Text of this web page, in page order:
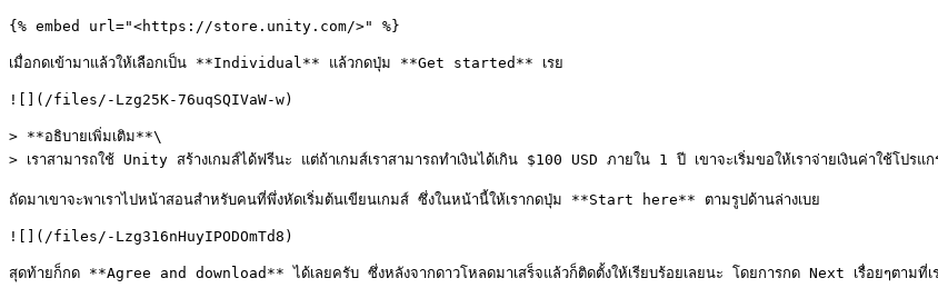
{% embed url="<https://store.unity.com/>" %}
เมื่อกดเข้ามาแล้วให้เลือกเป็น **Individual** แล้วกดปุ่ม **Get started** เรย
![](/files/-Lzg25K-76uqSQIVaW-w)
> **อธิบายเพิ่มเติม**\
> เราสามารถใช้ Unity สร้างเกมส์ได้ฟรีนะ แต่ถ้าเกมส์เราสามารถทำเงินได้เกิน $100 USD ภายใน 1 ปี เขาจะเริ่มขอให้เราจ่ายเงินค่าใช้โปร
ถัดมาเขาจะพาเราไปหน้าสอนสำหรับคนที่พึ่งหัดเริ่มต้นเขียนเกมส์ ซึ่งในหน้านี้ให้เรากดปุ่ม **Start here** ตามรูปด้านล่างเบย
![](/files/-Lzg316nHuyIPODOmTd8)
สุดท้ายก็กด **Agree and download** ได้เลยครับ ซึ่งหลังจากดาวโหลดมาเสร็จแล้วก็ติดตั้งให้เรียบร้อยเลยนะ โดยการกด Next เรื่อยๆตามที่เ